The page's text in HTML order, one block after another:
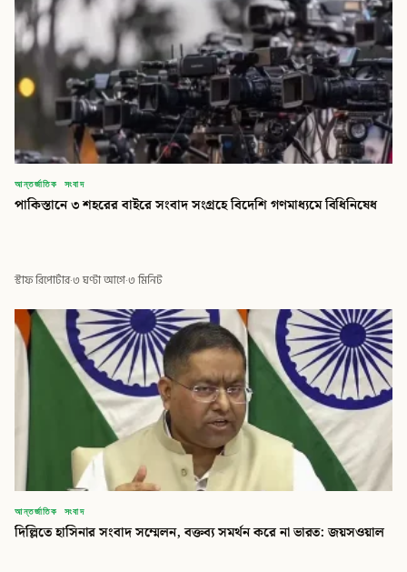
আন্তর্জাতিক সংবাদ
পাকিস্তানে ৩ শহরের বাইরে সংবাদ সংগ্রহে বিদেশি গণমাধ্যমে বিধিনিষেধ
স্টাফ রিপোর্টার·৩ ঘণ্টা আগে·৩ মিনিট
আন্তর্জাতিক সংবাদ
দিল্লিতে হাসিনার সংবাদ সম্মেলন, বক্তব্য সমর্থন করে না ভারত: জয়সওয়াল